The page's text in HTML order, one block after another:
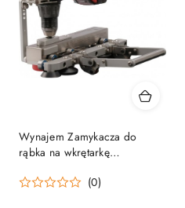
Wynajem Zamykacza do
rąbka na wkrętarkę
Seamer
(0)